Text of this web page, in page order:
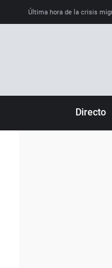
Última hora de la crisis
Directo